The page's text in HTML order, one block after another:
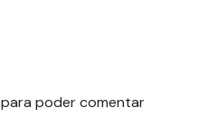
para poder comentar